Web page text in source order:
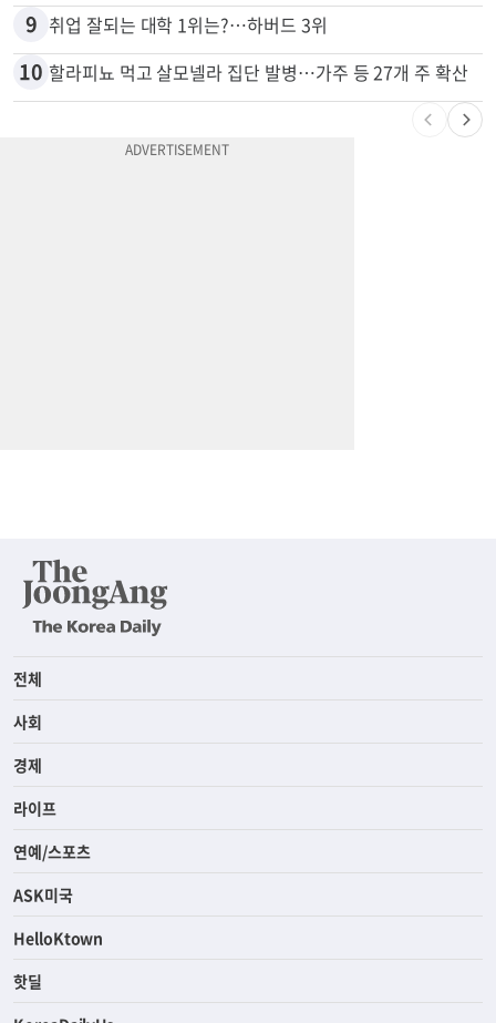
8
9 취업 잘되는 대학 1위는?…하버드 3위
할라피뇨 먹고 살모넬라 집단 발병…가주 등 27개 주 확산
전체
사회
경제
라이프
연예/스포츠
ASK미국
HelloKtown